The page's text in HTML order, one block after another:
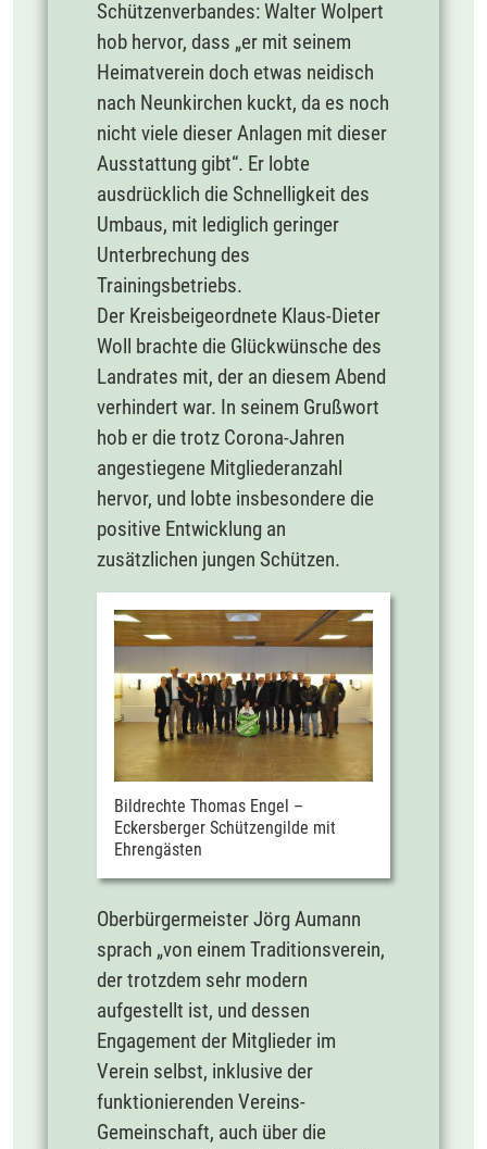
Schützenverbandes: Walter Wolpert
hob hervor, dass „er mit seinem
Heimatverein doch etwas neidisch
nach Neunkirchen kuckt, da es noch
nicht viele dieser Anlagen mit dieser
Ausstattung gibt“. Er lobte
ausdrücklich die Schnelligkeit des
Umbaus, mit lediglich geringer
Unterbrechung des
Trainingsbetriebs.
Der Kreisbeigeordnete Klaus-Dieter
Woll brachte die Glückwünsche des
Landrates mit, der an diesem Abend
verhindert war. In seinem Grußwort
hob er die trotz Corona-Jahren
angestiegene Mitgliederanzahl
hervor, und lobte insbesondere die
positive Entwicklung an
zusätzlichen jungen Schützen.
Bildrechte Thomas Engel –
Eckersberger Schützengilde mit
Ehrengästen
Oberbürgermeister Jörg Aumann
sprach „von einem Traditionsverein,
der trotzdem sehr modern
aufgestellt ist, und dessen
Engagement der Mitglieder im
Verein selbst, inklusive der
funktionierenden Vereins-
Gemeinschaft, auch über die